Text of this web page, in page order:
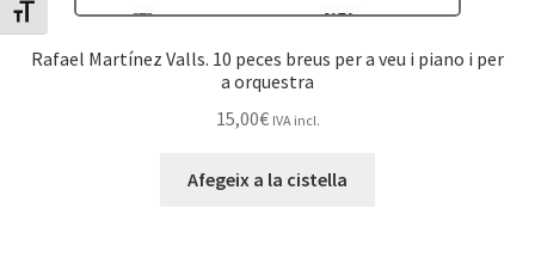
Canvia mida de lletra
Rafael Martínez Valls. 10 peces breus per a veu i piano i per
a orquestra
15,00€ IVA incl.
Afegeix a la cistella